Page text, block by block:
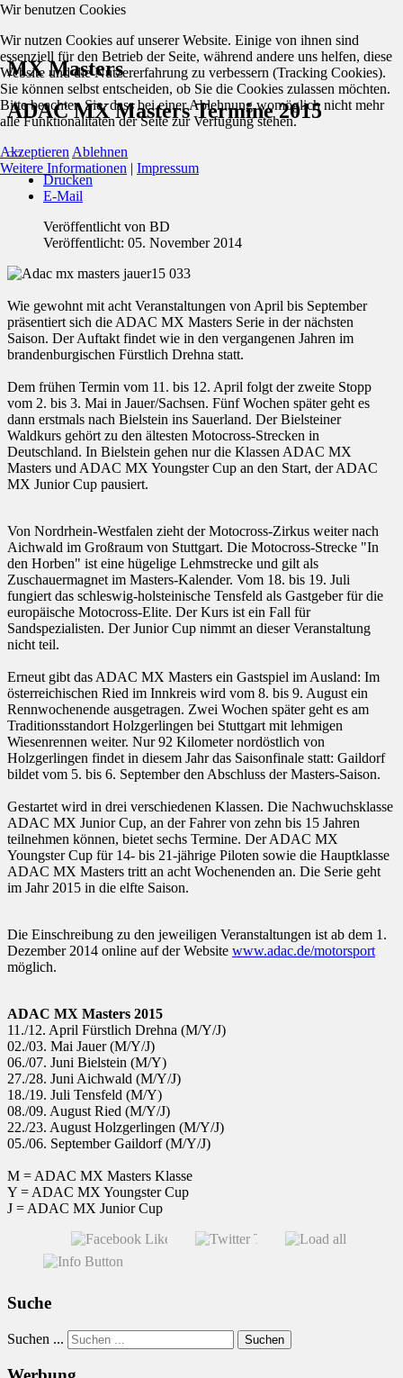
MX Masters
ADAC MX Masters Termine 2015
Drucken
E-Mail
Veröffentlicht von BD
Veröffentlicht: 05. November 2014
Wie gewohnt mit acht Veranstaltungen von April bis September
präsentiert sich die ADAC MX Masters Serie in der nächsten
Saison. Der Auftakt findet wie in den vergangenen Jahren im
brandenburgischen Fürstlich Drehna statt.
Dem frühen Termin vom 11. bis 12. April folgt der zweite Stopp
vom 2. bis 3. Mai in Jauer/Sachsen. Fünf Wochen später geht es
dann erstmals nach Bielstein ins Sauerland. Der Bielsteiner
Waldkurs gehört zu den ältesten Motocross-Strecken in
Deutschland. In Bielstein gehen nur die Klassen ADAC MX
Masters und ADAC MX Youngster Cup an den Start, der ADAC
MX Junior Cup pausiert.
Von Nordrhein-Westfalen zieht der Motocross-Zirkus weiter nach
Aichwald im Großraum von Stuttgart. Die Motocross-Strecke "In
den Horben" ist eine hügelige Lehmstrecke und gilt als
Zuschauermagnet im Masters-Kalender. Vom 18. bis 19. Juli
fungiert das schleswig-holsteinische Tensfeld als Gastgeber für die
europäische Motocross-Elite. Der Kurs ist ein Fall für
Sandspezialisten. Der Junior Cup nimmt an dieser Veranstaltung
nicht teil.
Erneut gibt das ADAC MX Masters ein Gastspiel im Ausland: Im
österreichischen Ried im Innkreis wird vom 8. bis 9. August ein
Rennwochenende ausgetragen. Zwei Wochen später geht es am
Traditionsstandort Holzgerlingen bei Stuttgart mit lehmigen
Wiesenrennen weiter. Nur 92 Kilometer nordöstlich von
Holzgerlingen findet in diesem Jahr das Saisonfinale statt: Gaildorf
bildet vom 5. bis 6. September den Abschluss der Masters-Saison.
Gestartet wird in drei verschiedenen Klassen. Die Nachwuchsklasse
ADAC MX Junior Cup, an der Fahrer von zehn bis 15 Jahren
teilnehmen können, bietet sechs Termine. Der ADAC MX
Youngster Cup für 14- bis 21-jährige Piloten sowie die Hauptklasse
ADAC MX Masters tritt an acht Wochenenden an. Die Serie geht
im Jahr 2015 in die elfte Saison.
Die Einschreibung zu den jeweiligen Veranstaltungen ist ab dem 1.
Dezember 2014 online auf der Website www.adac.de/motorsport
möglich.
ADAC MX Masters 2015
11./12. April Fürstlich Drehna (M/Y/J)
02./03. Mai Jauer (M/Y/J)
06./07. Juni Bielstein (M/Y)
27./28. Juni Aichwald (M/Y/J)
18./19. Juli Tensfeld (M/Y)
08./09. August Ried (M/Y/J)
22./23. August Holzgerlingen (M/Y/J)
05./06. September Gaildorf (M/Y/J)
M = ADAC MX Masters Klasse
Y = ADAC MX Youngster Cup
J = ADAC MX Junior Cup
Suche
Suchen ... Suchen
Wir benutzen Cookies
Wir nutzen Cookies auf unserer Website. Einige von ihnen sind
essenziell für den Betrieb der Seite, während andere uns helfen, diese
Website und die Nutzererfahrung zu verbessern (Tracking Cookies).
Sie können selbst entscheiden, ob Sie die Cookies zulassen möchten.
Bitte beachten Sie, dass bei einer Ablehnung womöglich nicht mehr
alle Funktionalitäten der Seite zur Verfügung stehen.
Akzeptieren Ablehnen
Weitere Informationen | Impressum